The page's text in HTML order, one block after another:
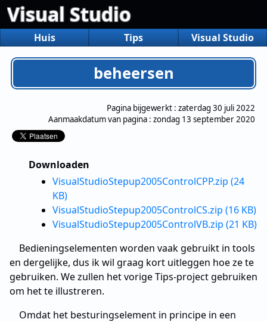
Visual Studio
Huis Tips Visual Studio
beheersen
Pagina bijgewerkt : zaterdag 30 juli 2022
Aanmaakdatum van pagina : zondag 13 september 2020
Downloaden
VisualStudioStepup2005ControlCPP.zip (24
KB)
VisualStudioStepup2005ControlCS.zip (16 KB)
VisualStudioStepup2005ControlVB.zip (21 KB)
Bedieningselementen worden vaak gebruikt in tools
en dergelijke, dus ik wil graag kort uitleggen hoe ze te
gebruiken. We zullen het vorige Tips-project gebruiken
om het te illustreren.
Omdat het besturingselement in principe in een